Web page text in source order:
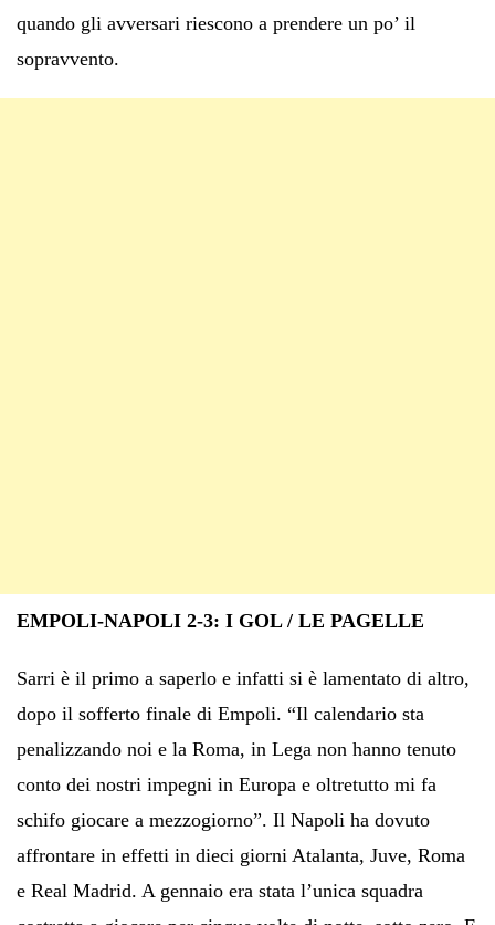
quando gli avversari riescono a prendere un po’ il
sopravvento.
EMPOLI-NAPOLI 2-3: I GOL / LE PAGELLE
Sarri è il primo a saperlo e infatti si è lamentato di altro,
dopo il sofferto finale di Empoli. “Il calendario sta
penalizzando noi e la Roma, in Lega non hanno tenuto
conto dei nostri impegni in Europa e oltretutto mi fa
schifo giocare a mezzogiorno”. Il Napoli ha dovuto
affrontare in effetti in dieci giorni Atalanta, Juve, Roma
e Real Madrid. A gennaio era stata l’unica squadra